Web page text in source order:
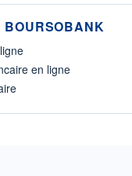
BOURSOBANK
en ligne